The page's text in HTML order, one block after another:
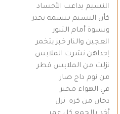
النسيم يداعب الأجساد
كأن النسيم بنسمه يحذر
ونسوة أمام التنور
العجين والنار خبز يتخمر
إحداهن نشرت الملابس
نزلت من الملابس قطر
من نوم داج صار
في الهواء مخبر
دخان من كره نزل